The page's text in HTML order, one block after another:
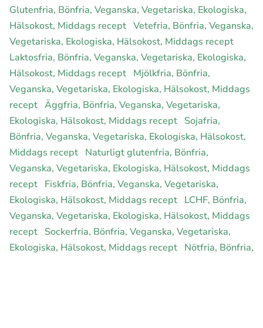
Glutenfria, Bönfria, Veganska, Vegetariska, Ekologiska,
Hälsokost, Middags recept Vetefria, Bönfria, Veganska,
Vegetariska, Ekologiska, Hälsokost, Middags recept
Laktosfria, Bönfria, Veganska, Vegetariska, Ekologiska,
Hälsokost, Middags recept Mjölkfria, Bönfria,
Veganska, Vegetariska, Ekologiska, Hälsokost, Middags
recept Äggfria, Bönfria, Veganska, Vegetariska,
Ekologiska, Hälsokost, Middags recept Sojafria,
Bönfria, Veganska, Vegetariska, Ekologiska, Hälsokost,
Middags recept Naturligt glutenfria, Bönfria,
Veganska, Vegetariska, Ekologiska, Hälsokost, Middags
recept Fiskfria, Bönfria, Veganska, Vegetariska,
Ekologiska, Hälsokost, Middags recept LCHF, Bönfria,
Veganska, Vegetariska, Ekologiska, Hälsokost, Middags
recept Sockerfria, Bönfria, Veganska, Vegetariska,
Ekologiska, Hälsokost, Middags recept Nötfria, Bönfria,